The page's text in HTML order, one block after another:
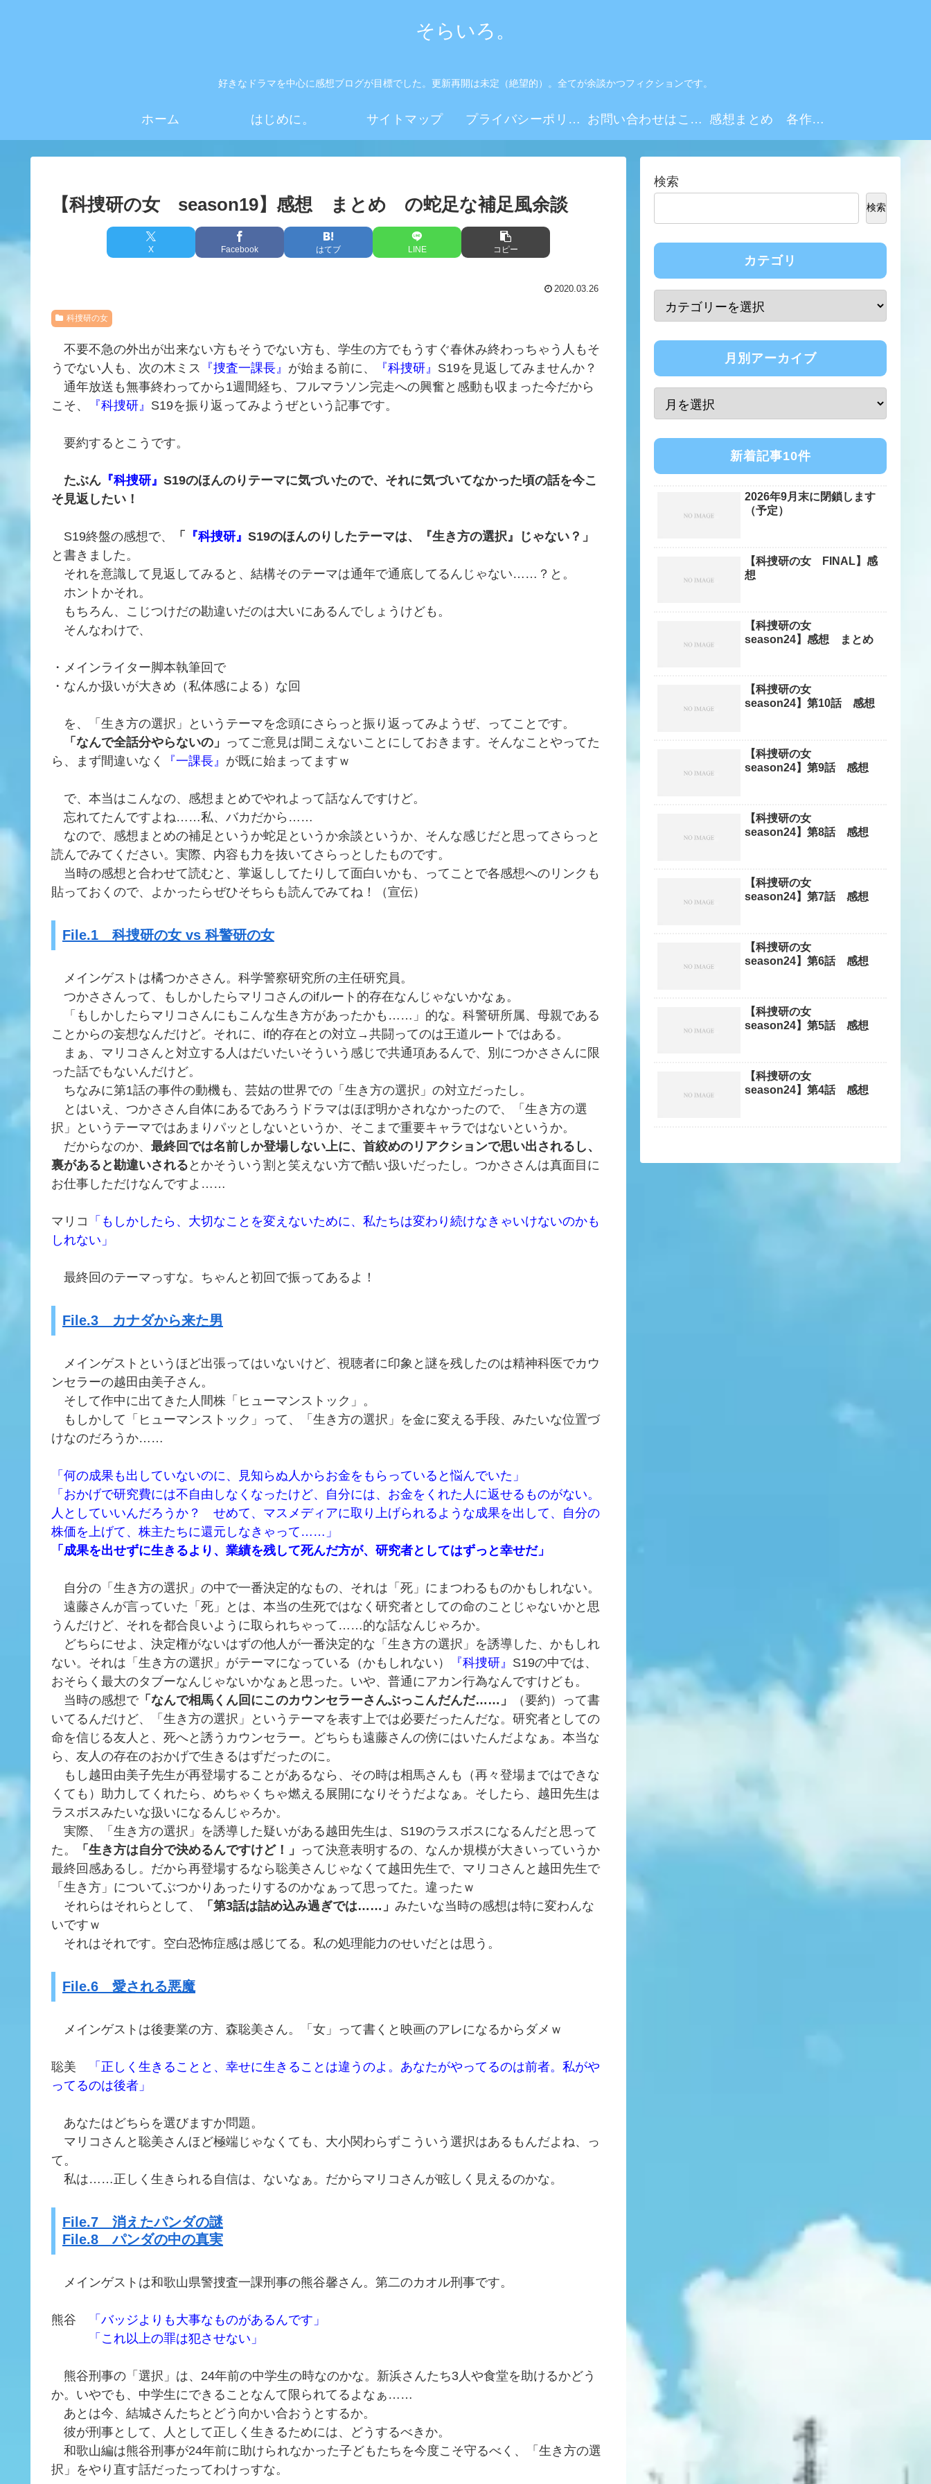
そらいろ。
好きなドラマを中心に感想ブログが目標でした。更新再開は未定（絶望的）。全てが余談かつフィクションです。
ホーム はじめに。 サイトマップ プライバシーポリシー お問い合わせはこちらから 感想まとめ 各作品・シーズンリンク集
【科捜研の女 season19】感想 まとめ の蛇足な補足風余談
X Facebook はてブ LINE コピー
2020.03.26
科捜研の女
不要不急の外出が出来ない方もそうでない方も、学生の方でもうすぐ春休み終わっちゃう人もそ
うでない人も、次の木ミス
『捜査一課長』 が始まる前に、 『科捜研』 S19を見返してみませんか？
通年放送も無事終わってから1週間経ち、フルマラソン完走への興奮と感動も収まった今だから
こそ、
『科捜研』 S19を振り返ってみようぜという記事です。
要約するとこうです。
たぶん 『科捜研』 S19のほんのりテーマに気づいたので、それに気づいてなかった頃の話を今こ
そ見返したい！
S19終盤の感想で、 「 『科捜研』 S19のほんのりしたテーマは、『生き方の選択』じゃない？」
と書きました。
それを意識して見返してみると、結構そのテーマは通年で通底してるんじゃない……？と。
ホントかそれ。
もちろん、こじつけだの勘違いだのは大いにあるんでしょうけども。
そんなわけで、
・メインライター脚本執筆回で
・なんか扱いが大きめ（私体感による）な回
を、「生き方の選択」というテーマを念頭にさらっと振り返ってみようぜ、ってことです。
「なんで全話分やらないの」 ってご意見は聞こえないことにしておきます。そんなことやってた
ら、まず間違いなく
『一課長』 が既に始まってますｗ
で、本当はこんなの、感想まとめでやれよって話なんですけど。
忘れてたんですよね……私、バカだから……
なので、感想まとめの補足というか蛇足というか余談というか、そんな感じだと思ってさらっと
読んでみてください。実際、内容も力を抜いてさらっとしたものです。
当時の感想と合わせて読むと、掌返ししてたりして面白いかも、ってことで各感想へのリンクも
貼っておくので、よかったらぜひそちらも読んでみてね！（宣伝）
File.1 科捜研の女 vs 科警研の女
メインゲストは橘つかささん。科学警察研究所の主任研究員。
つかささんって、もしかしたらマリコさんのifルート的存在なんじゃないかなぁ。
「もしかしたらマリコさんにもこんな生き方があったかも……」的な。科警研所属、母親である
ことからの妄想なんだけど。それに、if的存在との対立→共闘ってのは王道ルートではある。
まぁ、マリコさんと対立する人はだいたいそういう感じで共通項あるんで、別につかささんに限
った話でもないんだけど。
ちなみに第1話の事件の動機も、芸姑の世界での「生き方の選択」の対立だったし。
とはいえ、つかささん自体にあるであろうドラマはほぼ明かされなかったので、「生き方の選
択」というテーマではあまりパッとしないというか、そこまで重要キャラではないというか。
だからなのか、 最終回では名前しか登場しない上に、首絞めのリアクションで思い出されるし、
裏があると勘違いされる とかそういう割と笑えない方で酷い扱いだったし。つかささんは真面目に
お仕事しただけなんですよ……
マリコ
「もしかしたら、大切なことを変えないために、私たちは変わり続けなきゃいけないのかも
しれない」
最終回のテーマっすな。ちゃんと初回で振ってあるよ！
File.3 カナダから来た男
メインゲストというほど出張ってはいないけど、視聴者に印象と謎を残したのは精神科医でカウ
ンセラーの越田由美子さん。
そして作中に出てきた人間株「ヒューマンストック」。
もしかして「ヒューマンストック」って、「生き方の選択」を金に変える手段、みたいな位置づ
けなのだろうか……
「何の成果も出していないのに、見知らぬ人からお金をもらっていると悩んでいた」
「おかげで研究費には不自由しなくなったけど、自分には、お金をくれた人に返せるものがない。
人としていいんだろうか？ せめて、マスメディアに取り上げられるような成果を出して、自分の
株価を上げて、株主たちに還元しなきゃって……」
「成果を出せずに生きるより、業績を残して死んだ方が、研究者としてはずっと幸せだ」
自分の「生き方の選択」の中で一番決定的なもの、それは「死」にまつわるものかもしれない。
遠藤さんが言っていた「死」とは、本当の生死ではなく研究者としての命のことじゃないかと思
うんだけど、それを都合良いように取られちゃって……的な話なんじゃろか。
どちらにせよ、決定権がないはずの他人が一番決定的な「生き方の選択」を誘導した、かもしれ
ない。それは「生き方の選択」がテーマになっている（かもしれない）
『科捜研』 S19の中では、
おそらく最大のタブーなんじゃないかなぁと思った。いや、普通にアカン行為なんですけども。
当時の感想で「なんで相馬くん回にこのカウンセラーさんぶっこんだんだ……」
（要約）って書
いてるんだけど、「生き方の選択」というテーマを表す上では必要だったんだな。研究者としての
命を信じる友人と、死へと誘うカウンセラー。どちらも遠藤さんの傍にはいたんだよなぁ。本当な
ら、友人の存在のおかげで生きるはずだったのに。
もし越田由美子先生が再登場することがあるなら、その時は相馬さんも（再々登場まではできな
くても）助力してくれたら、めちゃくちゃ燃える展開になりそうだよなぁ。そしたら、越田先生は
ラスボスみたいな扱いになるんじゃろか。
実際、「生き方の選択」を誘導した疑いがある越田先生は、S19のラスボスになるんだと思って
た。
「生き方は自分で決めるんですけど！」 って決意表明するの、なんか規模が大きいっていうか
最終回感あるし。だから再登場するなら聡美さんじゃなくて越田先生で、マリコさんと越田先生で
「生き方」についてぶつかりあったりするのかなぁって思ってた。違ったｗ
それらはそれらとして、
「第3話は詰め込み過ぎでは……」 みたいな当時の感想は特に変わんな
いですｗ
それはそれです。空白恐怖症感は感じてる。私の処理能力のせいだとは思う。
File.6 愛される悪魔
メインゲストは後妻業の方、森聡美さん。「女」って書くと映画のアレになるからダメｗ
聡美
「正しく生きることと、幸せに生きることは違うのよ。あなたがやってるのは前者。私がや
ってるのは後者」
あなたはどちらを選びますか問題。
マリコさんと聡美さんほど極端じゃなくても、大小関わらずこういう選択はあるもんだよね、っ
て。
私は……正しく生きられる自信は、ないなぁ。だからマリコさんが眩しく見えるのかな。
File.7 消えたパンダの謎
File.8 パンダの中の真実
メインゲストは和歌山県警捜査一課刑事の熊谷馨さん。第二のカオル刑事です。
熊谷
「バッジよりも大事なものがあるんです」
「これ以上の罪は犯させない」
熊谷刑事の「選択」は、24年前の中学生の時なのかな。新浜さんたち3人や食堂を助けるかどう
か。いやでも、中学生にできることなんて限られてるよなぁ……
あとは今、結城さんたちとどう向かい合おうとするか。
彼が刑事として、人として正しく生きるためには、どうするべきか。
和歌山編は熊谷刑事が24年前に助けられなかった子どもたちを今度こそ守るべく、「生き方の選
択」をやり直す話だったってわけっすな。
検索
検索
カテゴリ
月別アーカイブ
新着記事10件
2026年9月末に閉鎖します
（予定）
【科捜研の女 FINAL】感
想
【科捜研の女
season24】感想 まとめ
【科捜研の女
season24】第10話 感想
【科捜研の女
season24】第9話 感想
【科捜研の女
season24】第8話 感想
【科捜研の女
season24】第7話 感想
【科捜研の女
season24】第6話 感想
【科捜研の女
season24】第5話 感想
【科捜研の女
season24】第4話 感想